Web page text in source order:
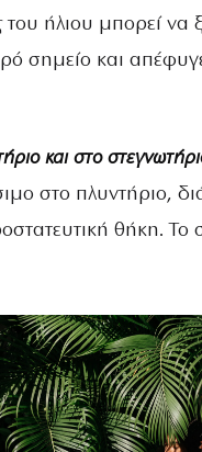
ήλιου μπορεί
σημείο και
και στο
στο πλυντήριο,
θήκη. Το